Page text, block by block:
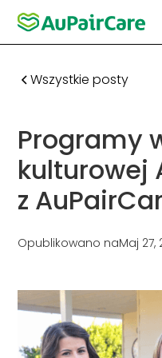
Wszystkie posty
Programy
kulturowej
z
Opublikowano naMaj 27,